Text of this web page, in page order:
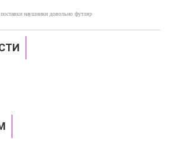
наушники довольно футляр